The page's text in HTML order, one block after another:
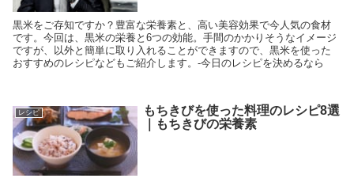
黒米をご存知ですか？豊富な栄養素と、高い美容効果で今人気の食材
です。今回は、黒米の栄養と6つの効能。手間のかかりそうなイメージ
ですが、以外と簡単に取り入れることができますので、黒米を使った
おすすめのレシピなどもご紹介します。-今日のレシピを決めるなら
レシピ
もちきびを使った料理のレシピ8選
｜もちきびの栄養素